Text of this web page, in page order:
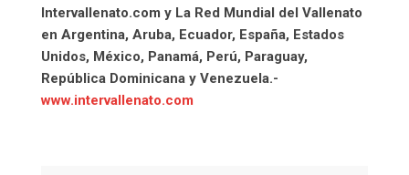
Intervallenato.com y La Red Mundial del Vallenato
en Argentina, Aruba, Ecuador, España, Estados
Unidos, México, Panamá, Perú, Paraguay,
República Dominicana y Venezuela.-
www.intervallenato.com